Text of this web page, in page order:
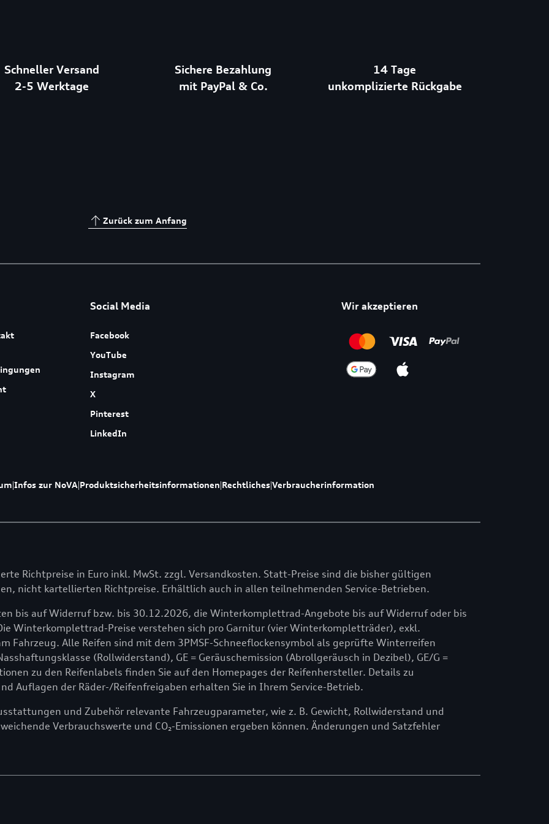
Schneller Versand
2-5 Werktage
Sichere Bezahlung
mit PayPal & Co.
14 Tage
unkomplizierte Rückgabe
Zurück zum Anfang
Social Media
Facebook
YouTube
Instagram
X
Pinterest
LinkedIn
Wir akzeptieren
|Infos zur NoVA|Produktsicherheitsinformationen|Rechtliches|Verbraucherinformation
Richtpreise in Euro inkl. MwSt. zzgl. Versandkosten. Statt-Preise sind die bisher gültigen
nicht kartellierten Richtpreise. Erhältlich auch in allen teilnehmenden Service-Betrieben.
bis auf Widerruf bzw. bis 30.12.2026, die Winterkomplettrad-Angebote bis auf Widerruf oder bis
Winterkomplettrad-Preise verstehen sich pro Garnitur (vier Winterkompletträder), exkl.
Fahrzeug. Alle Reifen sind mit dem 3PMSF-Schneeflockensymbol als geprüfte Winterreifen
(Rollwiderstand), GE = Geräuschemission (Abrollgeräusch in Dezibel), GE/G =
zu den Reifenlabels finden Sie auf den Homepages der Reifenhersteller. Details zu
Auflagen der Räder-/Reifenfreigaben erhalten Sie in Ihrem Service-Betrieb.
und Zubehör relevante Fahrzeugparameter, wie z. B. Gewicht, Rollwiderstand und
Verbrauchswerte und CO₂-Emissionen ergeben können. Änderungen und Satzfehler